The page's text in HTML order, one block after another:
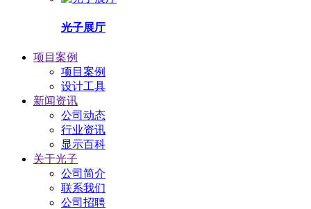
光子展厅
项目案例
项目案例
设计工具
新闻资讯
公司动态
行业资讯
显示百科
关于光子
公司简介
联系我们
公司招聘